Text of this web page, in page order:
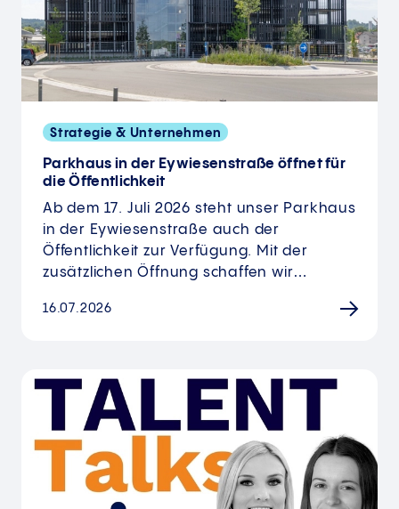
Strategie & Unternehmen
Parkhaus in der Eywiesenstraße öffnet für
die Öffentlichkeit
Ab dem 17. Juli 2026 steht unser Parkhaus
in der Eywiesenstraße auch der
Öffentlichkeit zur Verfügung. Mit der
zusätzlichen Öffnung schaffen wir…
16.07.2026